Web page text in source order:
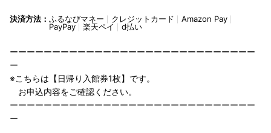
決済方法： ふるなびマネー クレジットカード
Amazon Pay
PayPay
楽天ペイ d払い
ーーーーーーーーーーーーーーーーーーーーーーーーーーーーー
ー
※こちらは【日帰り入館券1枚】です。
お申込内容をご確認ください。
ーーーーーーーーーーーーーーーーーーーーーーーーーーーーー
ー